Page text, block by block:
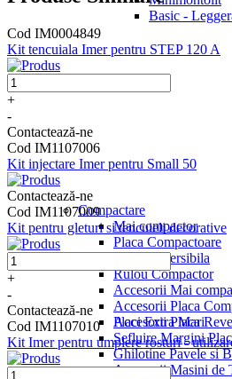
Basic -
Placi Extra Mari
Sefluire Margini
Ghilotine Pavele si
Accesorii Masini de
Compactare
Mai compactor
Placa Compactoare
Placa Reversibila
Rulou Compactor
Accesorii Mai
Accesorii Placa
Accesorii Placa
Cod IM0004849
Kit tencuiala Imer pentru STEP 120 A
+
-
Contactează-ne
Cod IM1107006
Kit injectare Imer pentru Small 50
Contactează-ne
Cod IM1107009
Kit pentru gleturi si tencuieli decorative
+
-
Contactează-ne
Cod IM1107010
Kit Imer pentru umplere rosturi -